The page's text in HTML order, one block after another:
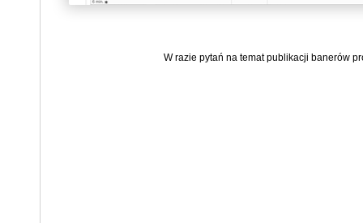
W razie pytań na temat publikacji banerów